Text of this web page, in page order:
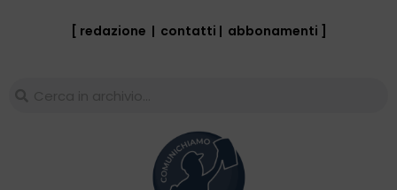
[ redazione | contatti | abbonamenti ]